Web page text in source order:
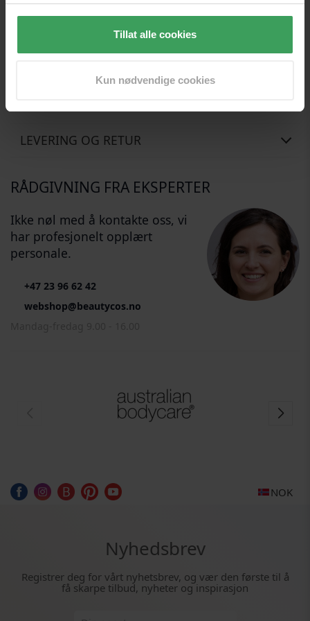
Tillat alle cookies
Kun nødvendige cookies
Tekstforfatterne våre har det veldig travelt for tiden. Så de fikk
litt hjelp av vår vennlige Beauty-Roboto, som gjorde sitt beste
noen feil.
ANMELDELSER
LEVERING OG RETUR
RÅDGIVNING FRA EKSPERTER
Ikke nøl med å kontakte oss, vi
har profesjonelt opplært
personale.
+47 23 96 62 42
webshop@beautycos.no
NOK
Nyhedsbrev
Registrer deg for vårt nyhetsbrev, og vær den første til å
få skarpe tilbud, nyheter og inspirasjon